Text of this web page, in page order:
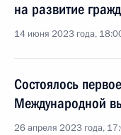
на развитие
14 июня 2023 года,
Состоялось
Международной
26 апреля 2023 года,